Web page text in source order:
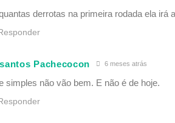
derrotas na primeira rodada ela irá
Pachecocon 6 meses atrás
simples não vão bem. E não é de hoje.